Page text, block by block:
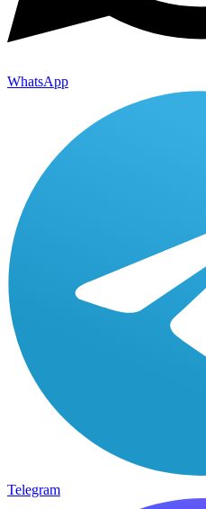
WhatsApp
Telegram